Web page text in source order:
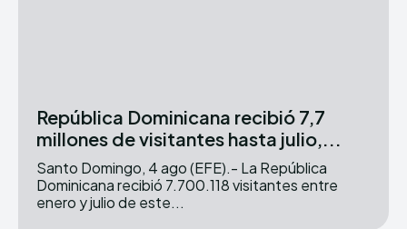
República Dominicana recibió 7,7
millones de visitantes hasta julio,...
Santo Domingo, 4 ago (EFE).- La República
Dominicana recibió 7.700.118 visitantes entre
enero y julio de este...